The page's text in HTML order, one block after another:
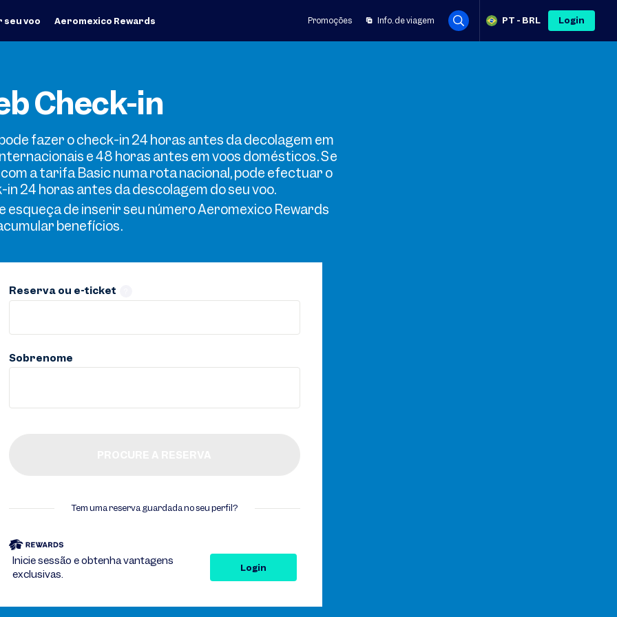
seu voo Aeromexico Rewards Promoções Info. de viagem PT - BRL Login
Check-in
fazer o check-in 24 horas antes da decolagem em
e 48 horas antes em voos domésticos. Se
a tarifa Basic numa rota nacional, pode efectuar o
in 24 horas antes da descolagem do seu voo.
esqueça de inserir seu número Aeromexico Rewards
benefícios.
Reserva ou e-ticket
seu número de ticket de 13
reserva e fazer seu Check-
in.
Sobrenome
Tem uma reserva guardada no seu perfil?
Inicie sessão e obtenha vantagens
exclusivas.
Login